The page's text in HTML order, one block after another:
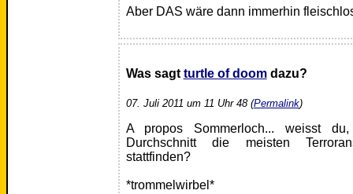
Aber DAS wäre dann immerhin
Was sagt turtle of doomdazu?
07. Juli 2011 um 11 Uhr 48 (Permalink)
A propos Sommerloch... weisst
Durchschnitt die meisten
stattfinden?
*trommelwirbel*